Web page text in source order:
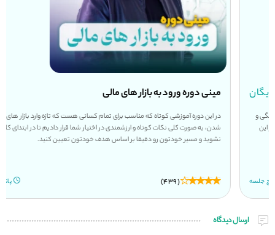
مینی دوره ورود به بازار های مالی
در این دوره آموزشی کوتاه که مناسب برای تمام کسانی هست که تازه وارد بازار های مالی
شدن، به صورت کلی نکات کوتاه و ارزشمندی در اختیار شما قرار دادیم تا در ابتدای کار سردرگم
نشوید و مسیر خودتون رو دقیقا بر اساس هدف خودتون تعیین کنید.
(439) پانزده جلسه
ارسال دیدگاه